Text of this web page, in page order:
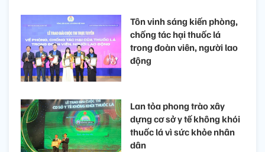
Tôn vinh sáng kiến phòng,
chống tác hại thuốc lá
trong đoàn viên, người lao
động
Lan tỏa phong trào xây
dựng cơ sở y tế không khói
thuốc lá vì sức khỏe nhân
dân